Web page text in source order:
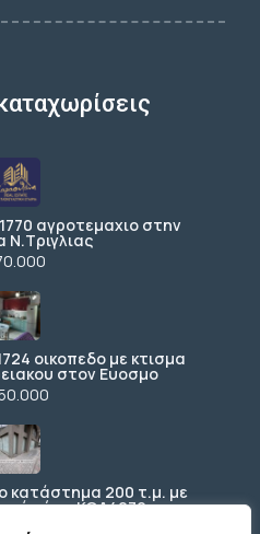
αγροτεμαχιο στην
Ν.Τριγλιας
οικοπεδο με κτισμα
στον Ευοσμο
κατάστημα 200 τ.μ. με
χώρο ΚΩΔ4270
/μήνα